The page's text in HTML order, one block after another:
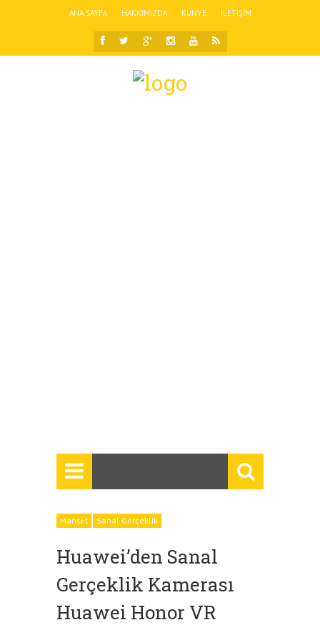
ANA SAYFA HAKKIMIZDA KÜNYE İLETIŞIM
Manşet Sanal Gerçeklik
Huawei’den Sanal
Gerçeklik Kamerası
Huawei Honor VR